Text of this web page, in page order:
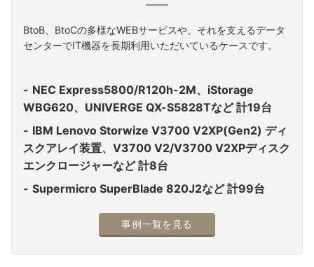
BtoB、BtoCの多様なWEBサービスや、それを支えるデータ
センターでIT機器を長期利用いただいているケースです。
NEC Express5800/R120h-2M、iStorage
WBG620、UNIVERGE QX-S5828Tなど 計19台
IBM Lenovo Storwize V3700 V2XP(Gen2) ディ
スクアレイ装置、V3700 V2/V3700 V2XPディスク
エンクロージャーなど 計8台
Supermicro SuperBlade 820J2など 計99台
事例一覧を見る